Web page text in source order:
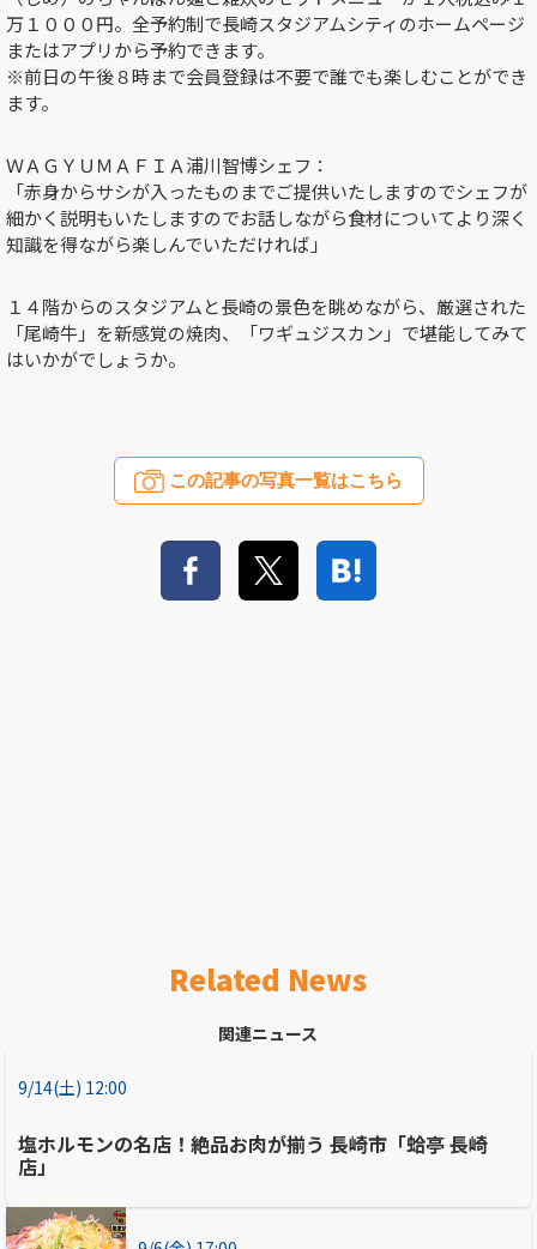
万１０００円。全予約制で長崎スタジアムシティのホームページ
またはアプリから予約できます。
※前日の午後８時まで会員登録は不要で誰でも楽しむことができ
ます。
ＷＡＧＹＵＭＡＦＩＡ浦川智博シェフ：
「赤身からサシが入ったものまでご提供いたしますのでシェフが
細かく説明もいたしますのでお話しながら食材についてより深く
知識を得ながら楽しんでいただければ」
１４階からのスタジアムと長崎の景色を眺めながら、厳選された
「尾崎牛」を新感覚の焼肉、「ワギュジスカン」で堪能してみて
はいかがでしょうか。
この記事の写真一覧はこちら
Related News
関連ニュース
9/14(土) 12:00
塩ホルモンの名店！絶品お肉が揃う 長崎市「蛤亭 長崎
店」